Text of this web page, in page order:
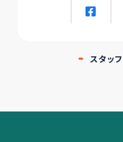
スタッ